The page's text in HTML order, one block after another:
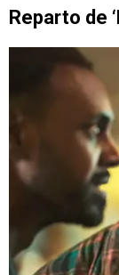
Reparto de